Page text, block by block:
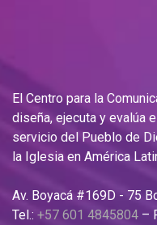
El Centro para la
diseña, ejecuta y evalúa
servicio del Pueblo de
la Iglesia en América
Av. Boyacá #169D - 75
Tel.: +57 601 4845804 –